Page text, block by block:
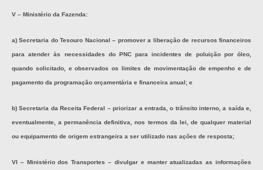
V – Ministério da Fazenda:
a) Secretaria do Tesouro Nacional – promover a liberação de recursos financeiros
para atender às necessidades do PNC para incidentes de poluição por óleo,
quando solicitado, e observados os limites de movimentação de empenho e de
pagamento da programação orçamentária e financeira anual; e
b) Secretaria da Receita Federal – priorizar a entrada, o trânsito interno, a saída e,
eventualmente, a permanência definitiva, nos termos da lei, de qualquer material
ou equipamento de origem estrangeira a ser utilizado nas ações de resposta;
VI – Ministério dos Transportes – divulgar e manter atualizadas as informações